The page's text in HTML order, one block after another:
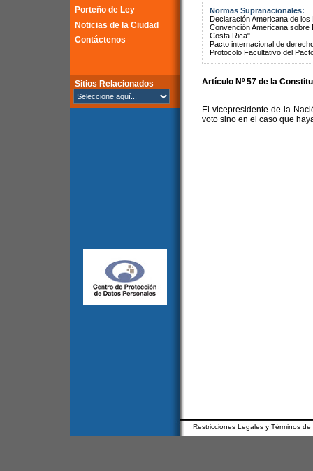
Porteño de Ley
Noticias de la Ciudad
Contáctenos
Sitios Relacionados
Normas Supranacionales:
Declaración Americana de
Convención Americana
Costa Rica"
Pacto internacional de
Protocolo Facultativo del
Artículo Nº 57 de la
El vicepresidente de la
voto sino en el caso que
Restricciones Legales y Términos de